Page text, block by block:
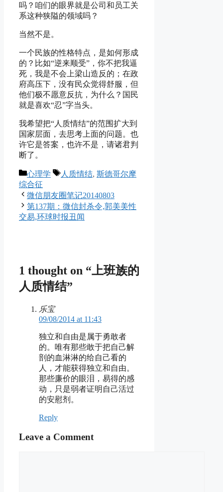
吗？咱们的眼界就是公司和员工关
系这种狭隘的领域吗？
当然不是。
一个民族的性格特点，是如何形成
的？比如“逆来顺受”，你不把我逼
死，我是不会上梁山造反的；在政
府高压下，没有民众觉得舒服，但
他们极不愿意反抗，为什么？国民
就是喜欢“忍”字当头。
我希望把“人质情结”的范围扩大到
国家层面，去思考上面的问题。也
许它是答案，也许不是，请诸君判
断了。
Categories
心理学 Tags
人质情结, 斯德哥尔摩
综合征
微信朋友圈笔记20140803
第137期：微信封杀令,郭美美性
交易,环球时报丑闻
1 thought on “上班族的
人质情结”
乐宝
09/08/2014 at 11:43
独立和自由是属于勇敢者
的。唯有那些敢于把自己解
剖的血淋淋的给自己看的
人，才能获得独立和自由。
那些廉价的眼泪，易得的感
动，只是弱者证明自己活过
的安慰剂。
Reply
Leave a Comment